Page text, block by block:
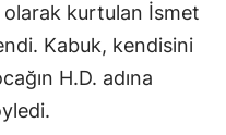
olarak kurtulan İsmet
Kabuk, kendisini
H.D. adına